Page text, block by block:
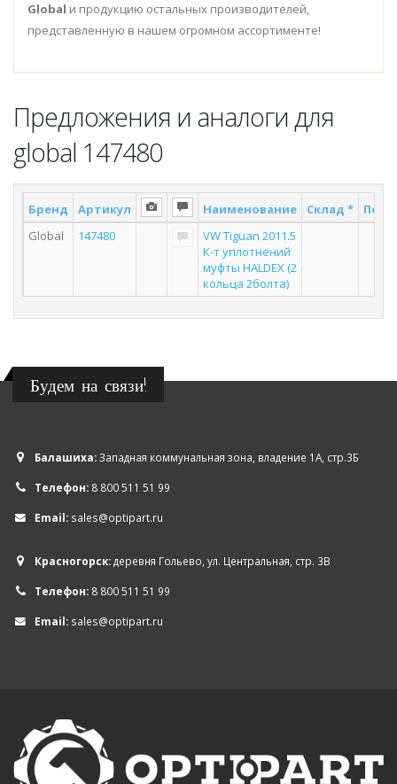
Global и продукцию остальных производителей,
представленную в нашем огромном ассортименте!
Предложения и аналоги для
global 147480
Бренд Артикул Наименование Склад *
Global
147480
VW Tiguan 2011.5
К-т уплотнений
муфты HALDEX (2
кольца 2болта)
Будем на связи!
Балашиха:Западная коммунальная зона, владение 1А, стр.3Б
Телефон: 8 800 511 51 99
Email: sales@optipart.ru
Красногорск:деревня Гольево, ул. Центральная, стр. 3В
Телефон: 8 800 511 51 99
Email: sales@optipart.ru